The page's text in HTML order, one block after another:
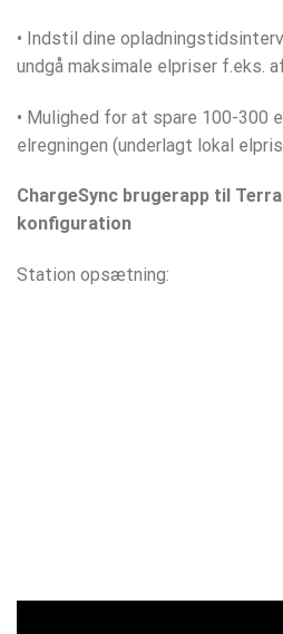
• Indstil dine
undgå maksimale elpriser f.eks.
• Mulighed for at spare 100-300
elregningen (underlagt lokal
ChargeSync brugerapp til
konfiguration
Station opsætning: